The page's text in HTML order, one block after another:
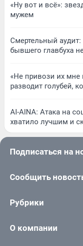
«Ну вот и всё»:
мужем
Смертельный аудит:
бывшего главбуха
«Не привози их мне
разводит голубей,
AI-AINA: Атака на
хватило лучшим и
Подписаться на
Сообщить
Рубрики
О компании